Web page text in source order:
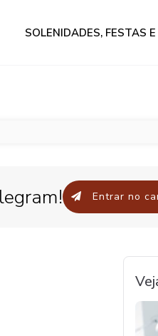
SOLENIDADES, FESTAS
Entrar no